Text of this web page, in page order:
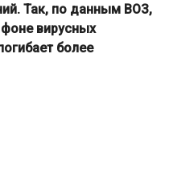
Так, по данным ВОЗ,
вирусных
более